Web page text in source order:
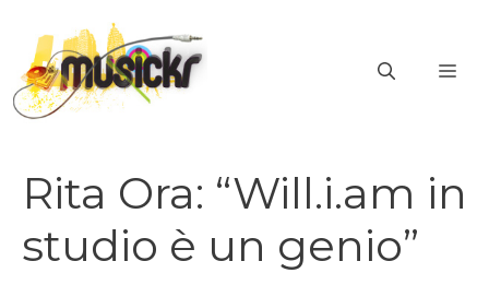
contenuto
Rita Ora: “Will.i.am in
studio è un genio”